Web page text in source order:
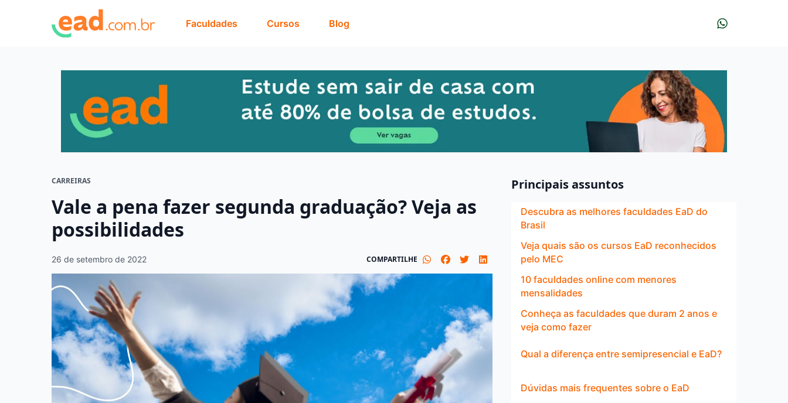
Faculdades Cursos Blog
CARREIRAS
Vale a pena fazer segunda graduação? Veja as
possibilidades
26 de setembro de 2022 COMPARTILHE
Principais assuntos
Descubra as melhores faculdades EaD do
Brasil
Veja quais são os cursos EaD reconhecidos
pelo MEC
10 faculdades online com menores
mensalidades
Conheça as faculdades que duram 2 anos e
veja como fazer
Qual a diferença entre semipresencial e EaD?
Dúvidas mais frequentes sobre o EaD